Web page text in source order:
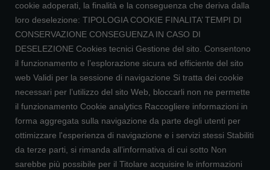
cookie adoperati, la finalità e la conseguenza che deriva dalla
loro deselezione: TIPOLOGIA COOKIE FINALITA’ TEMPI DI
CONSERVAZIONE CONSEGUENZA IN CASO DI
DESELEZIONE Cookies tecnici Gestione del sito. Consentono
il funzionamento e l’esplorazione sicura ed efficiente del sito
web Validi per la sessione di navigazione Si tratta dei cookie
necessari per l’utilizzo del sito Web, bloccarli non ne permette
il funzionamento Cookie analytics Raccogliere informazioni in
forma aggregata sulla navigazione da parte degli utenti per
ottimizzare l'esperienza di navigazione e i servizi stessi Stabiliti
da terze parti, si rimanda all’informativa di cui sotto Non
sarebbe più possibile per il Titolare acquisire le informazioni